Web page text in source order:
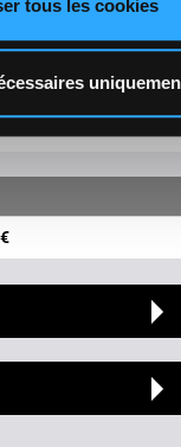
tous les cookies